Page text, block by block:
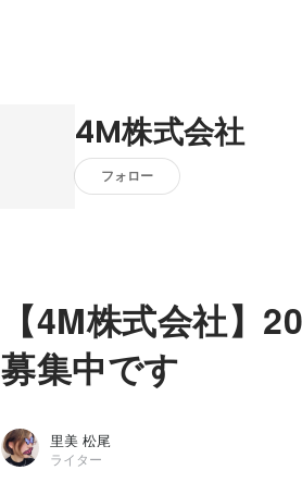
4M株式会社
フォロー
【4M株式会社】
募集中です
里美 松尾
ライター